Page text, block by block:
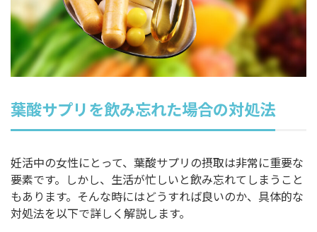
葉酸サプリを飲み忘れた場合の対処法
妊活中の女性にとって、葉酸サプリの摂取は非常に重要な
要素です。しかし、生活が忙しいと飲み忘れてしまうこと
もあります。そんな時にはどうすれば良いのか、具体的な
対処法を以下で詳しく解説します。